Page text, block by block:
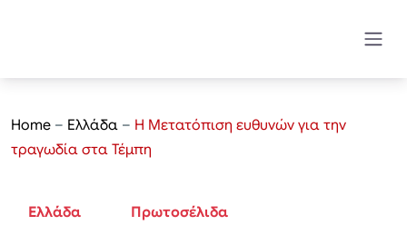
Home – Ελλάδα – Η Μετατόπιση ευθυνών για την
τραγωδία στα Τέμπη
Ελλάδα Πρωτοσέλιδα